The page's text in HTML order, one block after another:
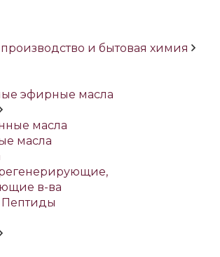
и бытовая химия
эфирные масла
масла
масла
в-ва